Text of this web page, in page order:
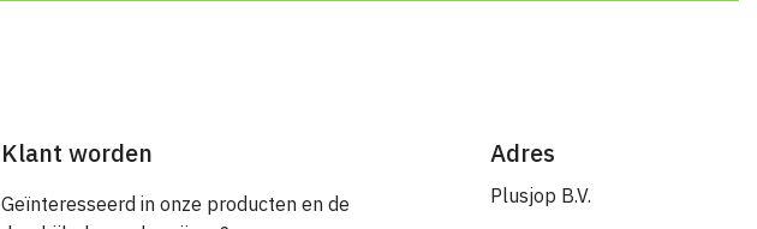
Klant worden
Geïnteresseerd in onze producten en de
Adres
Plusjop B.V.